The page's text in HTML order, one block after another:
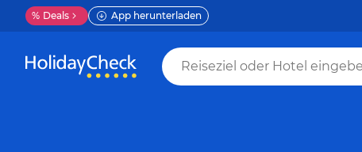
% Deals App herunterladen